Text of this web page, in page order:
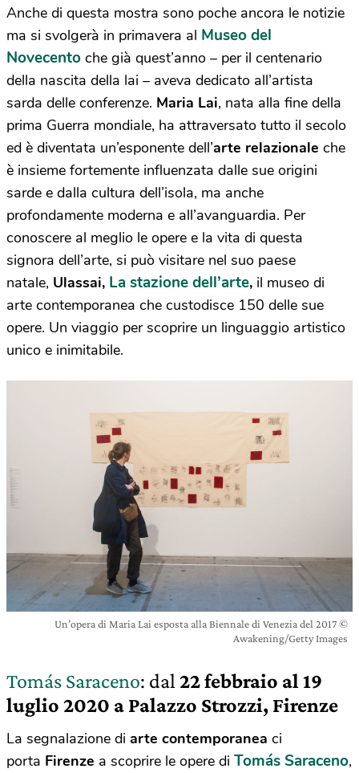
Anche di questa mostra sono poche ancora le notizie
ma si svolgerà in primavera al Museo del
Novecento che già quest’anno – per il centenario
della nascita della lai – aveva dedicato all’artista
sarda delle conferenze. Maria Lai, nata alla fine della
prima Guerra mondiale, ha attraversato tutto il secolo
ed è diventata un’esponente dell’arte relazionale che
è insieme fortemente influenzata dalle sue origini
sarde e dalla cultura dell’isola, ma anche
profondamente moderna e all’avanguardia. Per
conoscere al meglio le opere e la vita di questa
signora dell’arte, si può visitare nel suo paese
natale, Ulassai, La stazionedell’arte, il museo di
arte contemporanea che custodisce 150 delle sue
opere. Un viaggio per scoprire un linguaggio artistico
unico e inimitabile.
Un’opera di Maria Lai esposta alla Biennale di Venezia del 2017 ©
Awakening/Getty Images
Tomás Saraceno: dal22 febbraio al19
luglio 2020 a Palazzo Strozzi, Firenze
La segnalazione di arte contemporanea ci
porta Firenze a scoprire le opere di Tomás Saraceno,